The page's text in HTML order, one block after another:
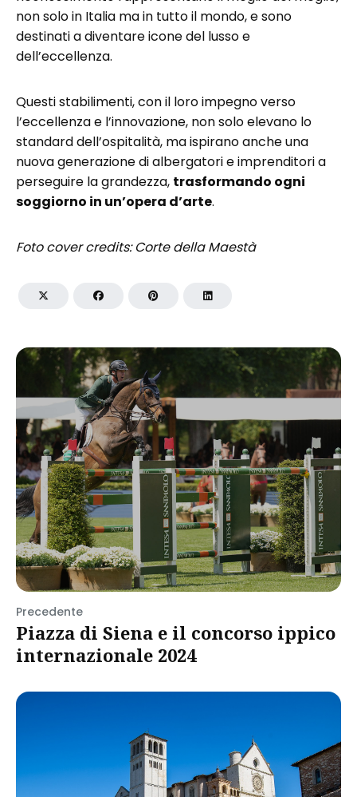
non solo in Italia ma in tutto il mondo, e sono
destinati a diventare icone del lusso e
dell’eccellenza.
Questi stabilimenti, con il loro impegno verso
l’eccellenza e l’innovazione, non solo elevano lo
standard dell’ospitalità, ma ispirano anche una
nuova generazione di albergatori e imprenditori a
perseguire la grandezza, trasformando ogni
soggiorno in un’opera d’arte.
Foto cover credits: Corte della Maestà
Precedente
Piazza di Siena e il concorso ippico
internazionale 2024